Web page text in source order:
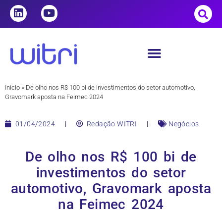
Início » De olho nos R$ 100 bi de investimentos do setor automotivo,
Gravomark aposta na Feimec 2024
01/04/2024 Redação WITRI Negócios
De olho nos R$ 100 bi de
investimentos do setor
automotivo, Gravomark aposta
na Feimec 2024